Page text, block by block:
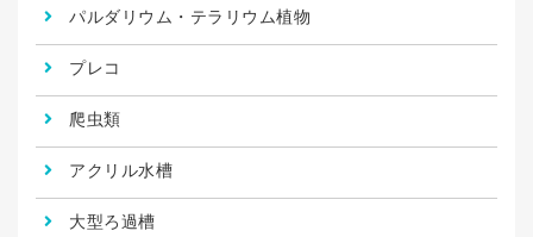
パルダリウム・テラリウム植物
プレコ
爬虫類
アクリル水槽
大型ろ過槽